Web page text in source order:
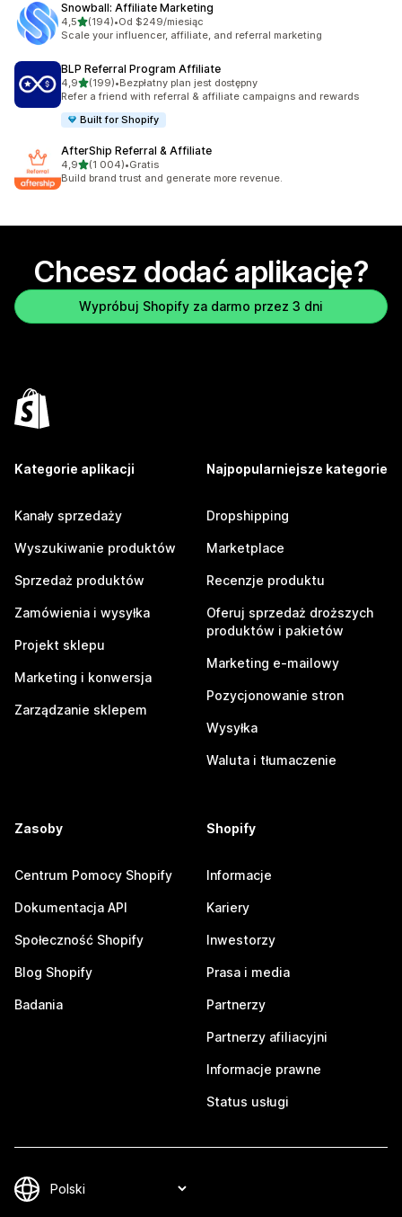
Snowball: Affiliate Marketing
4,5na 5 gwiazdek
(194)
Łączna liczba recenzji: 194
•Od $249/miesiąc
Scale your influencer, affiliate, and referral marketing
BLP Referral Program Affiliate
4,9na 5 gwiazdek
(199)
Łączna liczba recenzji: 199
•Bezpłatny plan jest dostępny
Refer a friend with referral & affiliate campaigns and rewards
Built for Shopify
AfterShip Referral & Affiliate
4,9na 5 gwiazdek
(1 004)
Łączna liczba recenzji: 1004
•Gratis
Build brand trust and generate more revenue.
Chcesz dodać aplikację?
Wypróbuj Shopify za darmo przez 3 dni
Kategorie aplikacji
Kanały sprzedaży
Wyszukiwanie produktów
Sprzedaż produktów
Zamówienia i wysyłka
Projekt sklepu
Marketing i konwersja
Zarządzanie sklepem
Najpopularniejsze kategorie
Dropshipping
Marketplace
Recenzje produktu
Oferuj sprzedaż droższych
produktów i pakietów
Marketing e-mailowy
Pozycjonowanie stron
Wysyłka
Waluta i tłumaczenie
Zasoby
Centrum Pomocy Shopify
Dokumentacja API
Społeczność Shopify
Blog Shopify
Badania
Shopify
Informacje
Kariery
Inwestorzy
Prasa i media
Partnerzy
Partnerzy afiliacyjni
Informacje prawne
Status usługi